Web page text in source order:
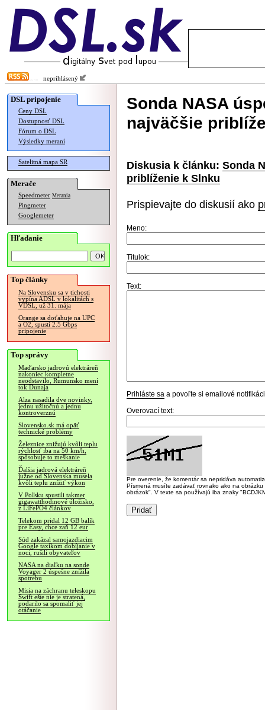
neprihlásený
DSL pripojenie
Ceny DSL
Dostupnosť DSL
Fórum o DSL
Výsledky meraní
Satelitná mapa SR
Merače
Speedmeter Merania
Pingmeter
Googlemeter
Hľadanie
Top články
Na Slovensku sa v tichosti
vypína ADSL v lokalitách s
VDSL, už 31. mája
Orange sa doťahuje na UPC
a O2, spustí 2.5 Gbps
pripojenie
Top správy
Maďarsko jadrovú elektráreň
nakoniec kompletne
neodstavilo, Rumunsko mení
tok Dunaja
Alza nasadila dve novinky,
jednu užitočnú a jednu
kontroverznú
Slovensko.sk má opäť
technické problémy
Železnice znižujú kvôli teplu
rýchlosť iba na 50 km/h,
spôsobuje to meškanie
Ďalšia jadrová elektráreň
južne od Slovenska musela
kvôli teplu znížiť výkon
V Poľsku spustili takmer
gigawatthodinové úložisko,
z LiFePO4 článkov
Telekom pridal 12 GB balík
pre Easy, chce zaň 12 eur
Súd zakázal samojazdiacim
Google taxíkom dobíjanie v
noci, rušili obyvateľov
NASA na diaľku na sonde
Voyager 2 úspešne znížila
spotrebu
Misia na záchranu teleskopu
Swift ešte nie je stratená,
podarilo sa spomaliť jej
otáčanie
Sonda NASA
najväčšie
Diskusia k článku: Sonda
priblíženie k Slnku
Prispievajte do diskusií ako
Meno:
Titulok:
Text:
Prihláste sa a povoľte si emailové
Overovací text:
Pre overenie, že komentár sa nepridáva
Písmená musíte zadávať rovnako ako na
obrázok". V texte sa používajú iba znaky